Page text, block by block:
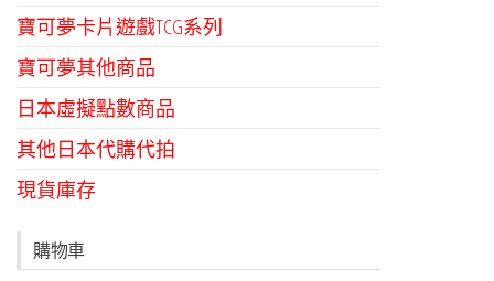
寶可夢卡片遊戲TCG系列
寶可夢其他商品
日本虛擬點數商品
其他日本代購代拍
現貨庫存
購物車